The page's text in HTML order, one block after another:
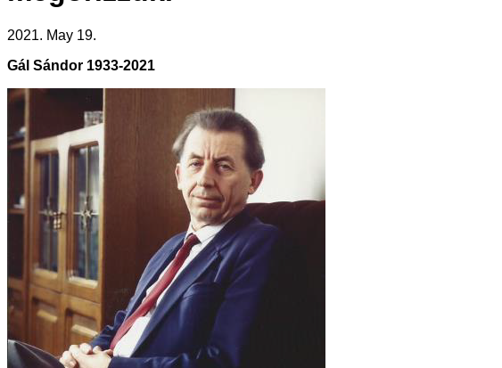
2021. May 19.
Gál Sándor 1933-2021